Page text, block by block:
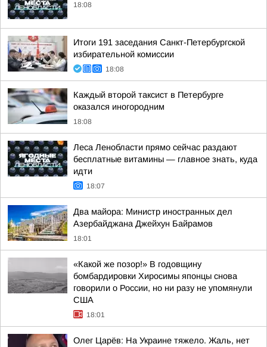
18:08
Итоги 191 заседания Санкт-Петербургской
избирательной комиссии
18:08
Каждый второй таксист в Петербурге
оказался иногородним
18:08
Леса Ленобласти прямо сейчас раздают
бесплатные витамины — главное знать, куда
идти
18:07
Два майора: Министр иностранных дел
Азербайджана Джейхун Байрамов
18:01
«Какой же позор!» В годовщину
бомбардировки Хиросимы японцы снова
говорили о России, но ни разу не упомянули
США
18:01
Олег Царёв: На Украине тяжело. Жаль, нет